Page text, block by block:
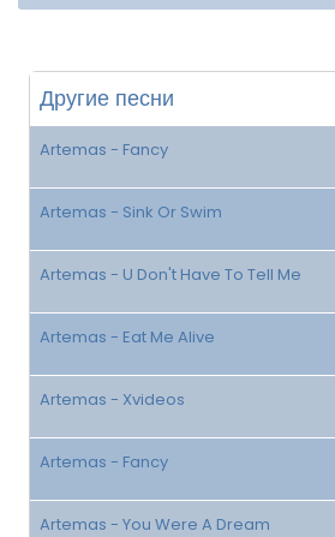
Другие песни
Artemas - Fancy
Artemas - Sink Or Swim
Artemas - U Don't Have To Tell Me
Artemas - Eat Me Alive
Artemas - Xvideos
Artemas - Fancy
Artemas - You Were A Dream